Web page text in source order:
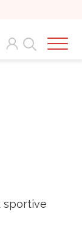
Search
sportive